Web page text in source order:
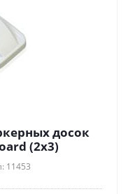
досок
(2х3)
11453